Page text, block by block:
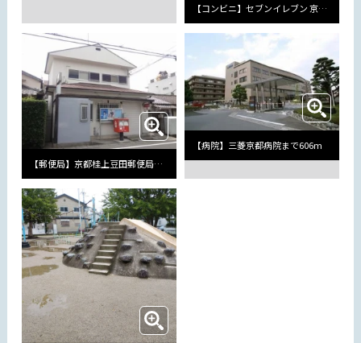
【コンビニ】セブンイレブン 京都桂駅東口店まで487m
【郵便局】京都桂上豆田郵便局まで217m
【病院】三菱京都病院まで606m